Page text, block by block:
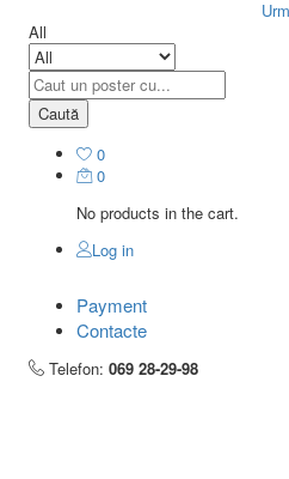
All
Caută
0
0
No products in the cart.
Log in
Payment
Contacte
Telefon: 069 28-29-98